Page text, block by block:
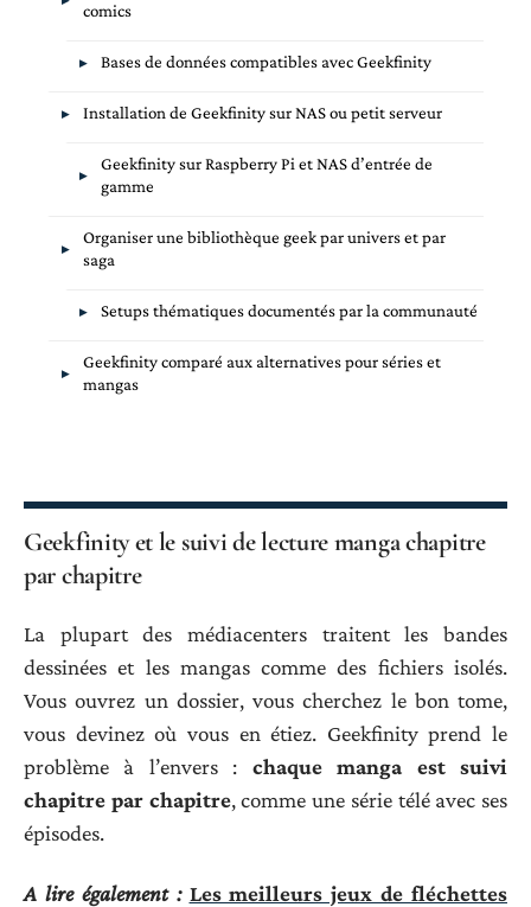
comics
Bases de données compatibles avec Geekfinity
Installation de Geekfinity sur NAS ou petit serveur
Geekfinity sur Raspberry Pi et NAS d’entrée de
gamme
Organiser une bibliothèque geek par univers et par
saga
Setups thématiques documentés par la communauté
Geekfinity comparé aux alternatives pour séries et
mangas
Geekfinity et le suivi de lecture manga chapitre
par chapitre
La plupart des médiacenters traitent les bandes
dessinées et les mangas comme des fichiers isolés.
Vous ouvrez un dossier, vous cherchez le bon tome,
vous devinez où vous en étiez. Geekfinity prend le
problème à l’envers : chaque manga est suivi
chapitre par chapitre, comme une série télé avec ses
épisodes.
A lire également : Les meilleurs jeux de fléchettes